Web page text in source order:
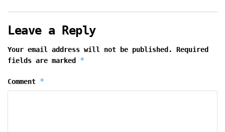
Leave a Reply
Your email address will not be published.
Required
fields are marked *
Comment *